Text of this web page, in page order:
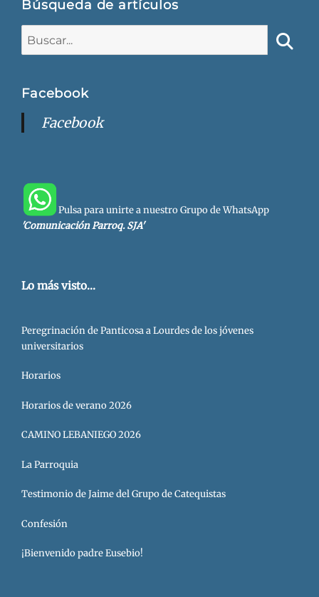
Búsqueda de artículos
Facebook
Facebook
Pulsa para unirte a nuestro Grupo de WhatsApp
'Comunicación Parroq. SJA'
Lo más visto...
Peregrinación de Panticosa a Lourdes de los jóvenes
universitarios
Horarios
Horarios de verano 2026
CAMINO LEBANIEGO 2026
La Parroquia
Testimonio de Jaime del Grupo de Catequistas
Confesión
¡Bienvenido padre Eusebio!